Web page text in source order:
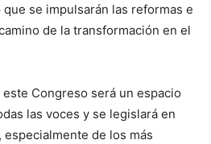
se impulsarán las reformas e
de la transformación en el
Congreso será un espacio
las voces y se legislará en
de los más